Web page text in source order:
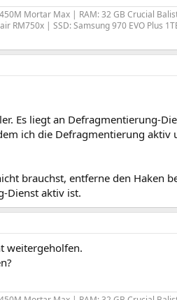
Mortar Max | RAM: 32 GB Crucial
RM750x | SSD: Samsung 970 EVO Plus
Es liegt an Defragmentierung-
ich die Defragmentierung
brauchst, entferne den Haken
Dienst aktiv ist.
weitergeholfen.